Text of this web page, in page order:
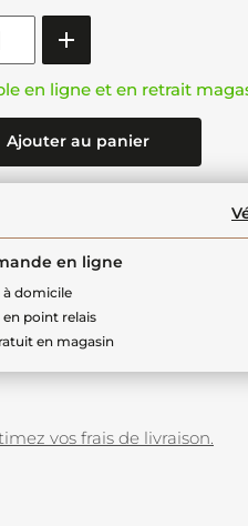
en ligne et en retrait
Ajouter au panier
en ligne
à domicile
en point relais
en magasin
vos frais de livraison.